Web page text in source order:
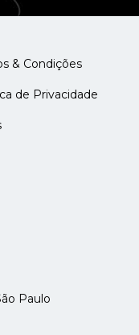
& Condições
de Privacidade
Paulo